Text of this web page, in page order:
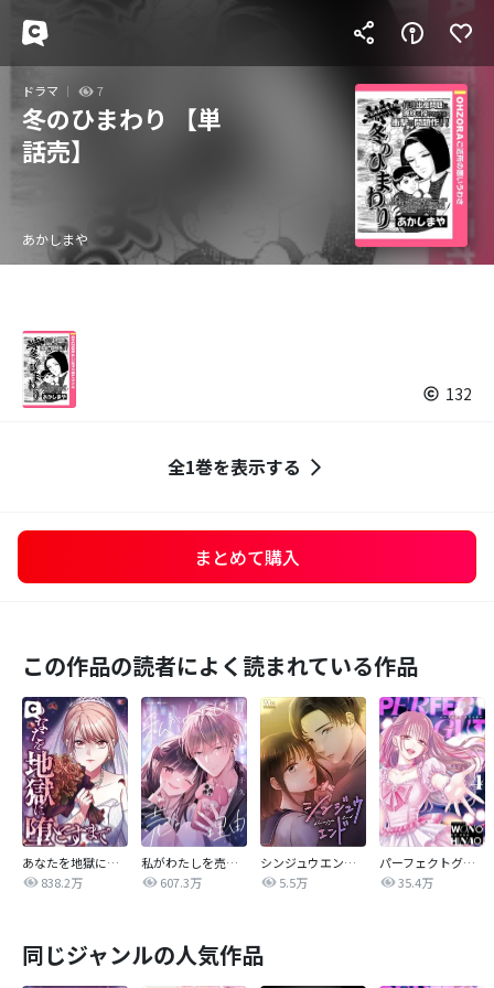
ドラマ 7
冬のひまわり 【単
話売】
あかしまや
132
全1巻を表示する
まとめて購入
この作品の読者によく読まれている作品
あなたを地獄に堕とすまで
838.2万
私がわたしを売る理由
607.3万
シンジュウエンド【タテヨミ】
5.5万
パーフェクトグリッター
35.4万
同じジャンルの人気作品